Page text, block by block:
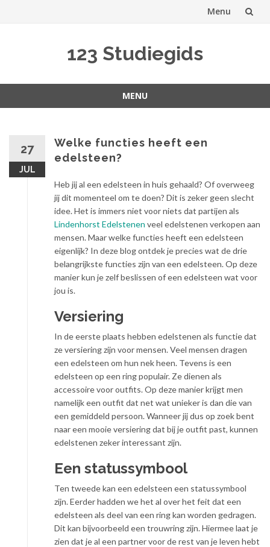
Menu
123 Studiegids
MENU
27
JUL
Welke functies heeft een
edelsteen?
Heb jij al een edelsteen in huis gehaald? Of overweeg
jij dit momenteel om te doen? Dit is zeker geen slecht
idee. Het is immers niet voor niets dat partijen als
Lindenhorst Edelstenen veel edelstenen verkopen aan
mensen. Maar welke functies heeft een edelsteen
eigenlijk? In deze blog ontdek je precies wat de drie
belangrijkste functies zijn van een edelsteen. Op deze
manier kun je zelf beslissen of een edelsteen wat voor
jou is.
Versiering
In de eerste plaats hebben edelstenen als functie dat
ze versiering zijn voor mensen. Veel mensen dragen
een edelsteen om hun nek heen. Tevens is een
edelsteen op een ring populair. Ze dienen als
accessoire voor outfits. Op deze manier krijgt men
namelijk een outfit dat net wat unieker is dan die van
een gemiddeld persoon. Wanneer jij dus op zoek bent
naar een mooie versiering dat bij je outfit past, kunnen
edelstenen zeker interessant zijn.
Een statussymbool
Ten tweede kan een edelsteen een statussymbool
zijn. Eerder hadden we het al over het feit dat een
edelsteen als deel van een ring kan worden gedragen.
Dit kan bijvoorbeeld een trouwring zijn. Hiermee laat je
zien dat je al een partner voor de rest van je leven hebt